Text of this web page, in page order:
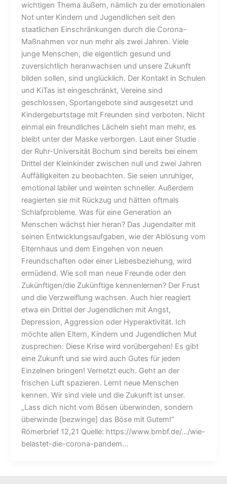
wichtigen Thema äußern, nämlich zu der emotionalen
Not unter Kindern und Jugendlichen seit den
staatlichen Einschränkungen durch die Corona-
Maßnahmen vor nun mehr als zwei Jahren. Viele
junge Menschen, die eigentlich gesund und
zuversichtlich heranwachsen und unsere Zukunft
bilden sollen, sind unglücklich. Der Kontakt in Schulen
und KiTas ist eingeschränkt, Vereine sind
geschlossen, Sportangebote sind ausgesetzt und
Kindergeburtstage mit Freunden sind verboten. Nicht
einmal ein freundliches Lächeln sieht man mehr, es
bleibt unter der Maske verborgen. Laut einer Studie
der Ruhr-Universität Bochum sind bereits bei einem
Drittel der Kleinkinder zwischen null und zwei Jahren
Auffälligkeiten zu beobachten. Sie seien unruhiger,
emotional labiler und weinten schneller. Außerdem
reagierten sie mit Rückzug und hätten oftmals
Schlafprobleme. Was für eine Generation an
Menschen wächst hier heran? Das Jugendalter mit
seinen Entwicklungsaufgaben, wie der Ablösung vom
Elternhaus und dem Eingehen von neuen
Freundschaften oder einer Liebesbeziehung, wird
ermüdend. Wie soll man neue Freunde oder den
Zukünftigen/die Zukünftige kennenlernen? Der Frust
und die Verzweiflung wachsen. Auch hier reagiert
etwa ein Drittel der Jugendlichen mit Angst,
Depression, Aggression oder Hyperaktivität. Ich
möchte allen Eltern, Kindern und Jugendlichen Mut
zusprechen: Diese Krise wird vorübergehen! Es gibt
eine Zukunft und sie wird auch Gutes für jeden
Einzelnen bringen! Vernetzt euch. Geht an der
frischen Luft spazieren. Lernt neue Menschen
kennen. Wir sind viele und die Zukunft ist unser.
„Lass dich nicht vom Bösen überwinden, sondern
überwinde [bezwinge] das Böse mit Gutem!“
Römerbrief 12,21 Quelle: https://www.bmbf.de/…/wie-
belastet-die-corona-pandem…